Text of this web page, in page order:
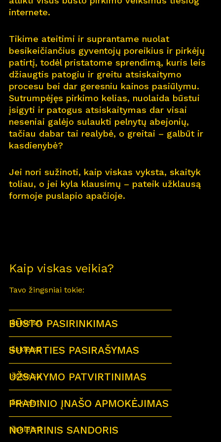
Apiemus
Karjera 11
Naujienos
Nauj ų namų kortelė
Kontaktai
internete.
Tikime ateitimi ir suprantame nuolat
besikeičiančius gyventojų poreikius ir pirkėjų
patirtį, todėl pristatome sprendimą, kuris leis
džiaugtis patogiu ir greitu atsiskaitymo
procesu bei dar geresniu kainos pasiūlymu.
Sutrumpėjęs pirkimo kelias, nuolaida būstui
įsigyti ir patogus atsiskaitymas dar visai
neseniai galėjo sulaukti pelnytų abejonių,
tačiau dabar tai realybė, o greitai – galbūt ir
kasdienybė?
Jei nori sužinoti, kaip viskas vyksta, skaityk
toliau, o jei kyla klausimų – pateik užklausą
formoje puslapio apačioje.
Kaip viskas veikia?
Tavo žingsniai tokie:
Išskleisti
BŪSTO PASIRINKIMAS
Išskleisti
SUTARTIES PASIRAŠYMAS
Išskleisti
UŽSAKYMO PATVIRTINIMAS
Išskleisti
PRADINIO ĮNAŠO APMOKĖJIMAS
Išskleisti
NOTARINIS SANDORIS